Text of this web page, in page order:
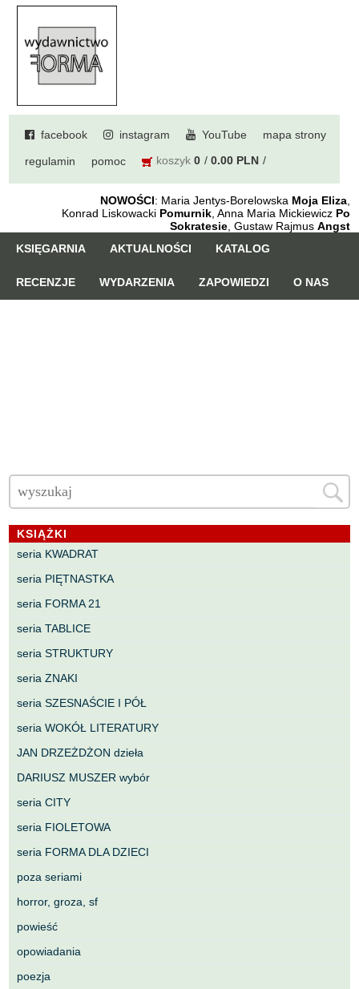
facebook instagram YouTube mapa strony
regulamin pomoc koszyk 0 0.00 PLN
NOWOŚCI: Maria Jentys-Borelowska Moja Eliza,
Konrad Liskowacki Pomurnik, Anna Maria Mickiewicz Po
Sokratesie, Gustaw Rajmus Angst
KSIĘGARNIA
AKTUALNOŚCI KATALOG
RECENZJE WYDARZENIA ZAPOWIEDZI O NAS
KSIĄŻKI
seria KWADRAT
seria PIĘTNASTKA
seria FORMA 21
seria TABLICE
seria STRUKTURY
seria ZNAKI
seria SZESNAŚCIE I PÓŁ
seria WOKÓŁ LITERATURY
JAN DRZEŻDŻON dzieła
DARIUSZ MUSZER wybór
seria CITY
seria FIOLETOWA
seria FORMA DLA DZIECI
poza seriami
horror, groza, sf
powieść
opowiadania
poezja